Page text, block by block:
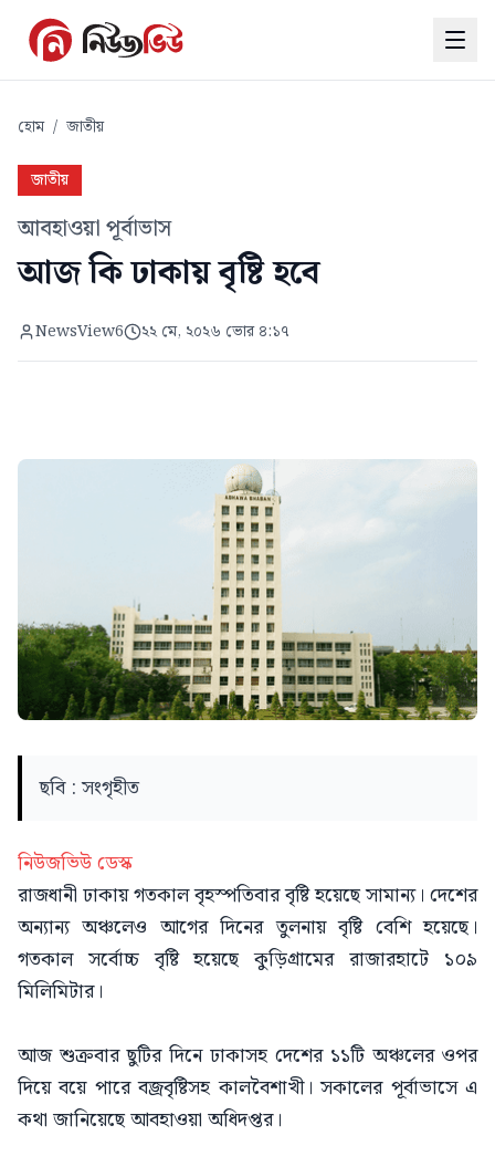
হোম / জাতীয়
জাতীয়
আবহাওয়া পূর্বাভাস
আজ কি ঢাকায় বৃষ্টি হবে
NewsView6 ২২ মে, ২০২৬ ভোর ৪:১৭
ছবি : সংগৃহীত
নিউজভিউ ডেস্ক
রাজধানী ঢাকায় গতকাল বৃহস্পতিবার বৃষ্টি হয়েছে সামান্য। দেশের
অন্যান্য অঞ্চলেও আগের দিনের তুলনায় বৃষ্টি বেশি হয়েছে।
গতকাল সর্বোচ্চ বৃষ্টি হয়েছে কুড়িগ্রামের রাজারহাটে ১০৯
মিলিমিটার।
আজ শুক্রবার ছুটির দিনে ঢাকাসহ দেশের ১১টি অঞ্চলের ওপর
দিয়ে বয়ে পারে বজ্রবৃষ্টিসহ কালবৈশাখী। সকালের পূর্বাভাসে এ
কথা জানিয়েছে আবহাওয়া অধিদপ্তর।